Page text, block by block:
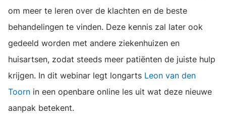
om meer te leren over de klachten en de beste
behandelingen te vinden. Deze kennis zal later ook
gedeeld worden met andere ziekenhuizen en
huisartsen, zodat steeds meer patiënten de juiste hulp
krijgen. In dit webinar legt longarts Leon van den
Toorn in een openbare online les uit wat deze nieuwe
aanpak betekent.